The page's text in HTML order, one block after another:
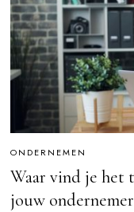
ONDERNEMEN
Waar vind je het
jouw